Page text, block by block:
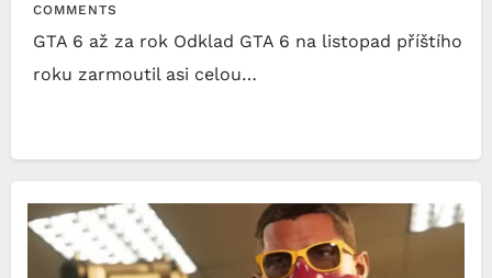
COMMENTS
GTA 6 až za rok Odklad GTA 6 na listopad příštího
roku zarmoutil asi celou…